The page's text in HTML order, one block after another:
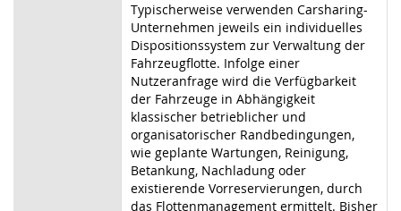
Typischerweise verwenden Carsharing-
Unternehmen jeweils ein individuelles
Dispositionssystem zur Verwaltung der
Fahrzeugflotte. Infolge einer
Nutzeranfrage wird die Verfügbarkeit
der Fahrzeuge in Abhängigkeit
klassischer betrieblicher und
organisatorischer Randbedingungen,
wie geplante Wartungen, Reinigung,
Betankung, Nachladung oder
existierende Vorreservierungen, durch
das Flottenmanagement ermittelt. Bisher